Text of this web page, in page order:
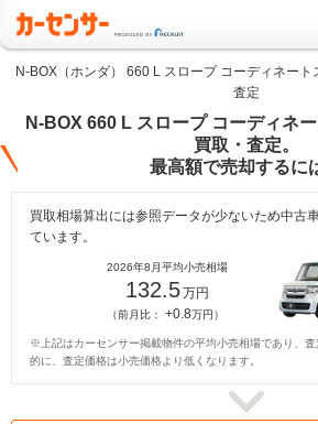
N-BOX（ホンダ） 660 L スロープ コーディネー
査定
N-BOX 660 L スロープ コーディネ
買取・査定。
最高額で売却するに
買取相場算出には参照データが少ないため中古
ています。
2026年8月平均小売相場
132.5万円
（前月比： +0.8万円）
※上記はカーセンサー掲載物件の平均小売相場であり、
的に、査定価格は小売価格より低くなります。